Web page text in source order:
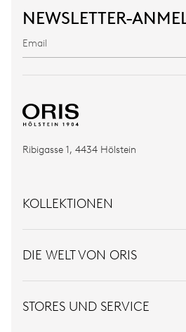
NEWSLETTER-
Ribigasse 1, 4434 Hölstein
KOLLEKTIONEN
DIE WELT VON ORIS
STORES UND SERVICE